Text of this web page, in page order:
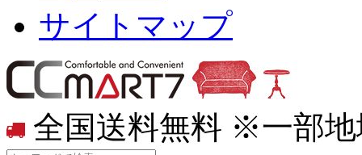
サイトマップ
全国送料無料 ※一部地